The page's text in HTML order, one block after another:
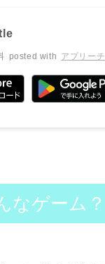
posted with アプリーチ
なゲーム？